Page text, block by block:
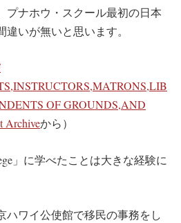
プナホウ・スクール最初の日本
いが無いと思います。
OF GROUNDS,AND
Archiveから）
」に学べたことは大きな経験に
ハワイ公使館で移民の事務をし